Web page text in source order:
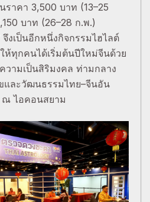
ราคา 3,500 บาท (13–25
บาท (26–28 ก.พ.)
งเป็นอีกหนึ่งกิจกรรมไฮไลต์
ห้ทุกคนได้เริ่มต้นปีใหม่จีนด้วย
ามเป็นสิริมงคล ท่ามกลาง
และวัฒนธรรมไทย–จีนอัน
ณ ไอคอนสยาม